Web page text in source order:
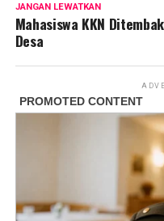
JANGAN LEWATKAN
Mahasiswa KKN
Desa